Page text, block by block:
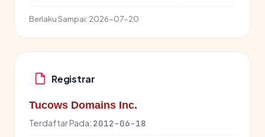
Berlaku Sampai: 2026-07-20
Registrar
Tucows Domains Inc.
Terdaftar Pada: 2012-06-18